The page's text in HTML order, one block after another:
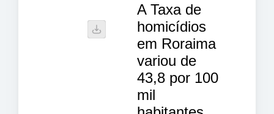
A Taxa de
homicídios
em Roraima
variou de
43,8 por 100
mil